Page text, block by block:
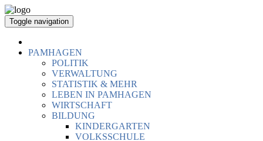
Toggle navigation
PAMHAGEN
POLITIK
VERWALTUNG
STATISTIK & MEHR
LEBEN IN PAMHAGEN
WIRTSCHAFT
BILDUNG
KINDERGARTEN
VOLKSSCHULE